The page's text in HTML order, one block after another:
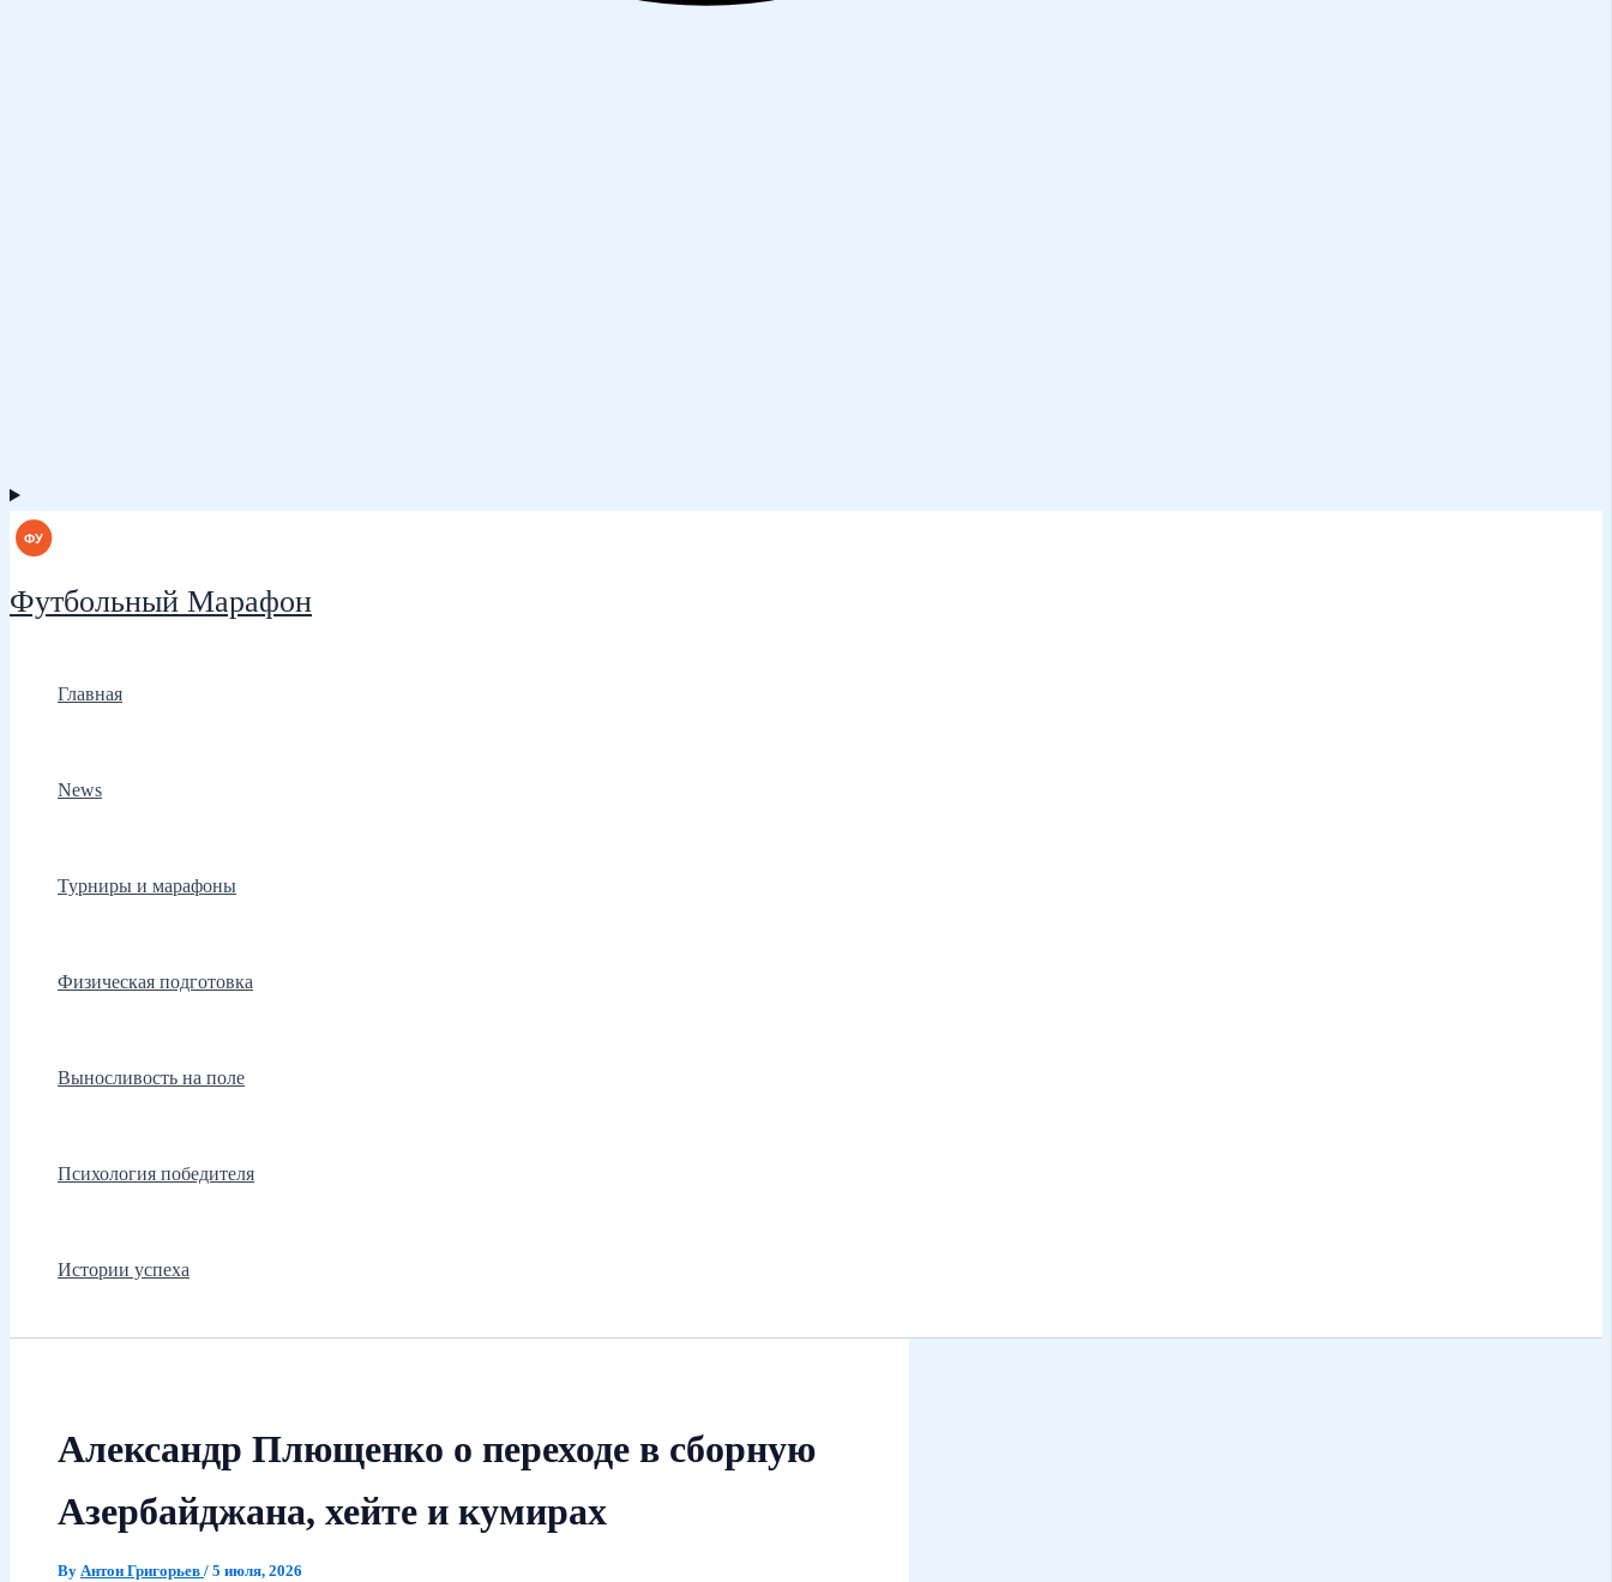
Футбольный Марафон
Главная
News
Турниры и марафоны
Физическая подготовка
Выносливость на поле
Психология победителя
Истории успеха
Александр Плющенко о переходе в сборную
Азербайджана, хейте и кумирах
By Антон Григорьев / 5 июля, 2026